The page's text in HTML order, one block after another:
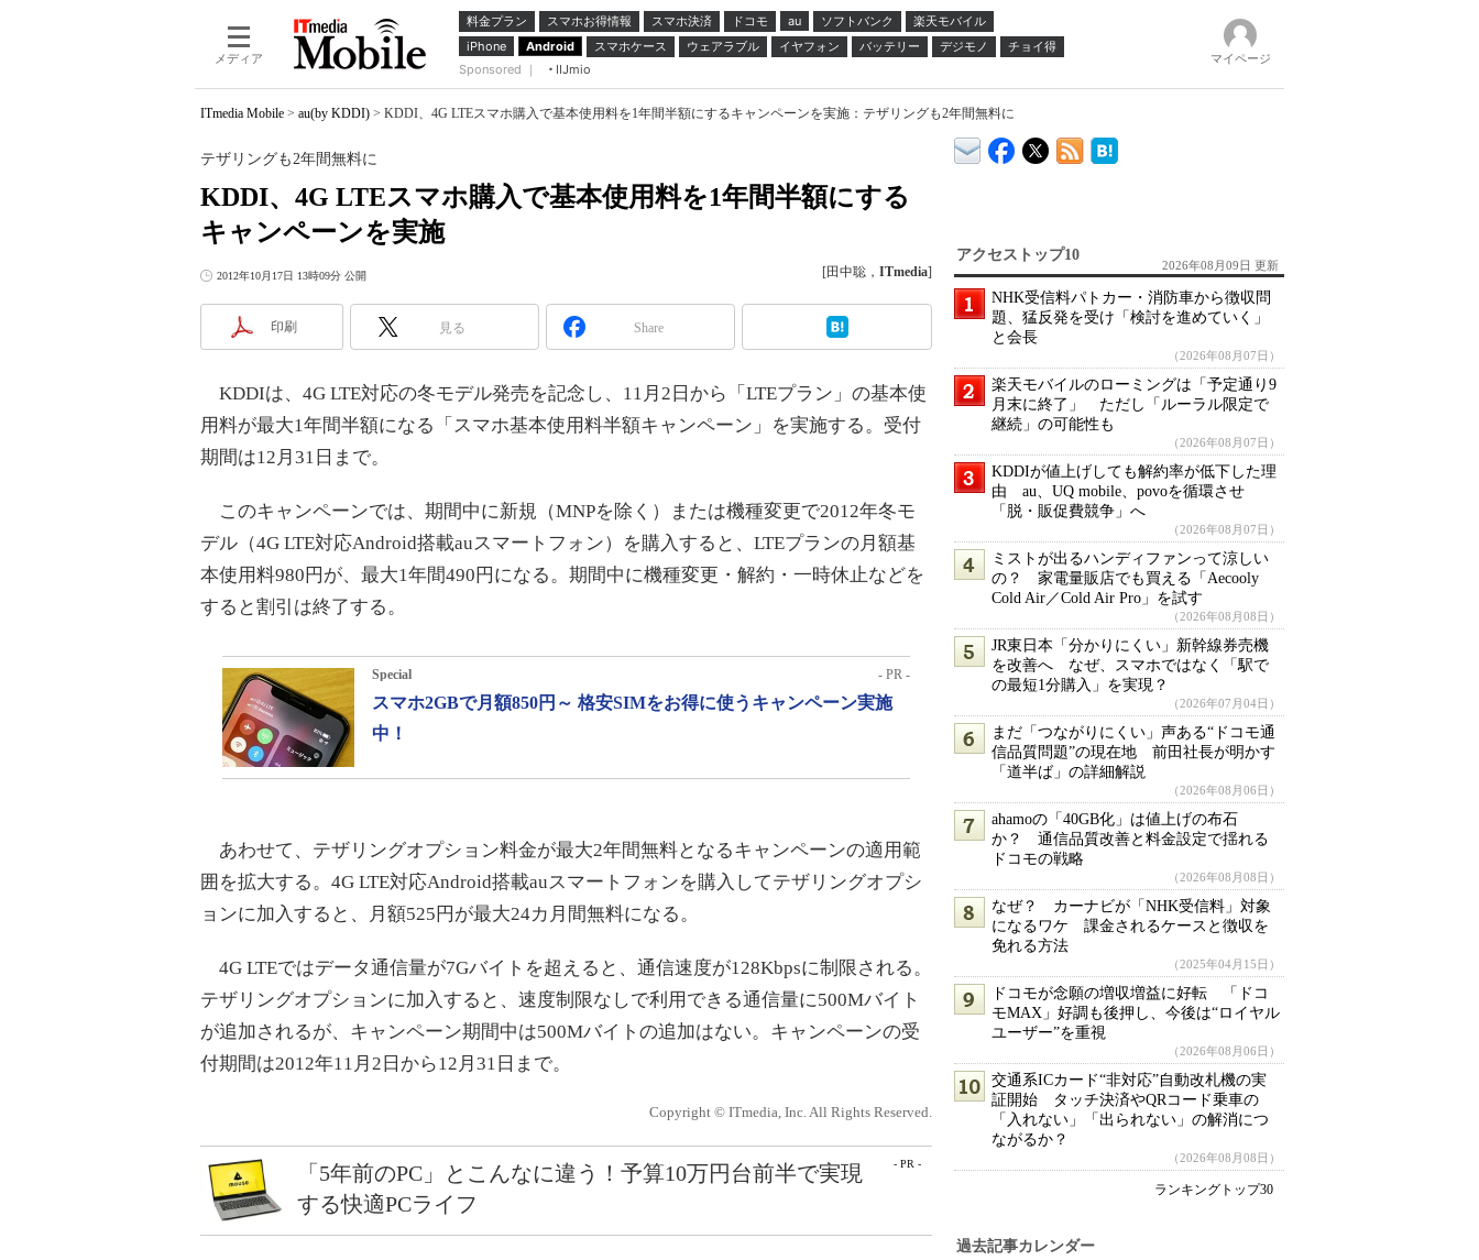
メディア
料金プラン スマホお得情報 スマホ決済 ドコモ au ソフトバンク
楽天モバイル
iPhone
Android スマホケース ウェアラブル イヤフォン バッテリー デジモノ
チョイ得
Sponsored ｜
IIJmio
マイページ
ITmedia Mobile > au(by KDDI) > KDDI、4G LTEスマホ購入で基本使用料を1年間半額にするキャンペーンを実施：テザリングも2年間無料に
KDDI、4G LTEスマホ購入で基本使用料を1年間半額にする
キャンペーンを実施
テザリングも2年間無料に
2012年10月17日 13時09分 公開 [田中聡， ITmedia]
印刷 見る Share
KDDIは、4G LTE対応の冬モデル発売を記念し、11月2日から「LTEプラン」の基本使
用料が最大1年間半額になる「スマホ基本使用料半額キャンペーン」を実施する。受付
期間は12月31日まで。
このキャンペーンでは、期間中に新規（MNPを除く）または機種変更で2012年冬モ
デル（4G LTE対応Android搭載auスマートフォン）を購入すると、LTEプランの月額基
本使用料980円が、最大1年間490円になる。期間中に機種変更・解約・一時休止などを
すると割引は終了する。
Special - PR -
スマホ2GBで月額850円～ 格安SIMをお得に使うキャンペーン実施
中！
あわせて、テザリングオプション料金が最大2年間無料となるキャンペーンの適用範
囲を拡大する。4G LTE対応Android搭載auスマートフォンを購入してテザリングオプシ
ョンに加入すると、月額525円が最大24カ月間無料になる。
4G LTEではデータ通信量が7Gバイトを超えると、通信速度が128Kbpsに制限される。
テザリングオプションに加入すると、速度制限なしで利用できる通信量に500Mバイト
が追加されるが、キャンペーン期間中は500Mバイトの追加はない。キャンペーンの受
付期間は2012年11月2日から12月31日まで。
Copyright © ITmedia, Inc. All Rights Reserved.
- PR -
「5年前のPC」とこんなに違う！予算10万円台前半で実現
する快適PCライフ
アクセストップ10
2026年08月09日 更新
NHK受信料パトカー・消防車から徴収問
題、猛反発を受け「検討を進めていく」
と会長
（2026年08月07日）
楽天モバイルのローミングは「予定通り9
月末に終了」 ただし「ルーラル限定で
継続」の可能性も
（2026年08月07日）
KDDIが値上げしても解約率が低下した理
由 au、UQ mobile、povoを循環させ
「脱・販促費競争」へ
（2026年08月07日）
ミストが出るハンディファンって涼しい
の？ 家電量販店でも買える「Aecooly
Cold Air／Cold Air Pro」を試す
（2026年08月08日）
JR東日本「分かりにくい」新幹線券売機
を改善へ なぜ、スマホではなく「駅で
の最短1分購入」を実現？
（2026年07月04日）
まだ「つながりにくい」声ある“ドコモ通
信品質問題”の現在地 前田社長が明かす
「道半ば」の詳細解説
（2026年08月06日）
ahamoの「40GB化」は値上げの布石
か？ 通信品質改善と料金設定で揺れる
ドコモの戦略
（2026年08月08日）
なぜ？ カーナビが「NHK受信料」対象
になるワケ 課金されるケースと徴収を
免れる方法
（2025年04月15日）
ドコモが念願の増収増益に好転 「ドコ
モMAX」好調も後押し、今後は“ロイヤル
ユーザー”を重視
（2026年08月06日）
交通系ICカード“非対応”自動改札機の実
証開始 タッチ決済やQRコード乗車の
「入れない」「出られない」の解消につ
ながるか？
（2026年08月08日）
ランキングトップ30
過去記事カレンダー